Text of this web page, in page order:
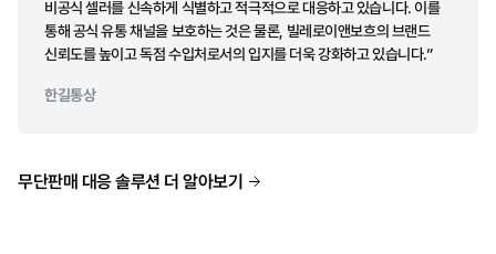
비공식 셀러를 신속하게 식별하고 적극적으로 대응하고 있습니다. 이를
통해 공식 유통 채널을 보호하는 것은 물론, 빌레로이앤보흐의 브랜드
신뢰도를 높이고독점 수입처로서의입지를 더욱 강화하고 있습니다.”
한길통상
무단판매 대응 솔루션 더 알아보기